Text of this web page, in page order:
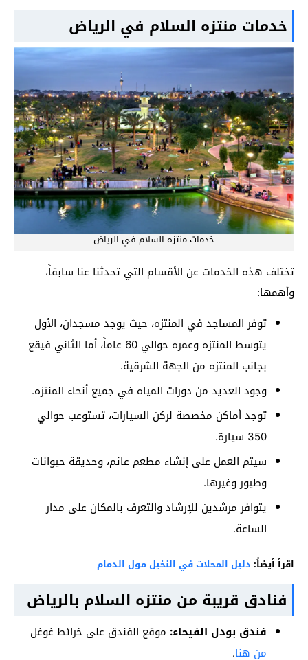
خدمات منتزه السلام في الرياض
خدمات منتزه السلام في الرياض
تختلف هذه الخدمات عن الأقسام التي تحدثنا عنا سابقاً،
وأهمها:
توفر المساجد في المنتزه، حيث يوجد مسجدان، الأول
يتوسط المنتزه وعمره حوالي 60 عاماً، أما الثاني فيقع
بجانب المنتزه من الجهة الشرقية.
وجود العديد من دورات المياه في جميع أنحاء المنتزه.
توجد أماكن مخصصة لركن السيارات، تستوعب حوالي
350 سيارة.
سيتم العمل على إنشاء مطعم عائم، وحديقة حيوانات
وطيور وغيرها.
يتوافر مرشدين للإرشاد والتعرف بالمكان على مدار
الساعة.
اقرأ أيضاً: دليل المحلات في النخيل مول الدمام
فنادق قريبة من منتزه السلام بالرياض
فندق بودل الفيحاء: موقع الفندق على خرائط غوغل
من هنا.